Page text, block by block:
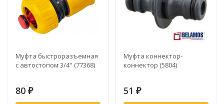
Муфта быстроразъемная
с автостопом 3/4" (77368)
80 ₽
Муфта коннектор-
коннектор (5804)
51 ₽